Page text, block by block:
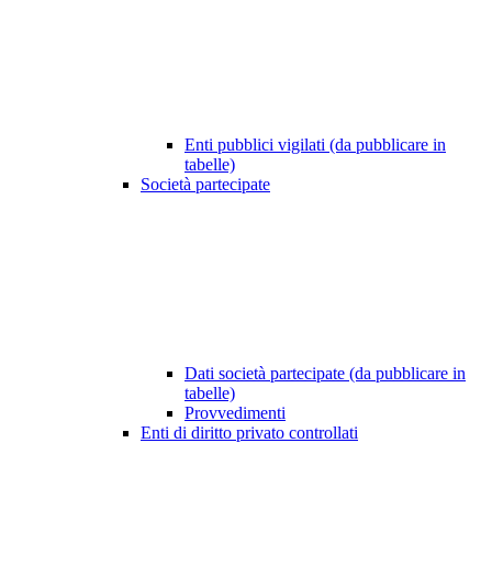
Enti pubblici vigilati (da pubblicare in
tabelle)
Società partecipate
Dati società partecipate (da pubblicare in
tabelle)
Provvedimenti
Enti di diritto privato controllati